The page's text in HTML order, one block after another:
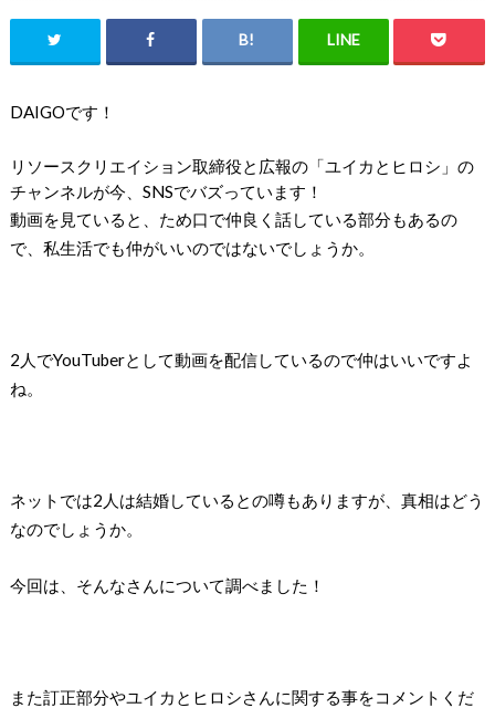
DAIGOです！
リソースクリエイション取締役と広報の「ユイカとヒロシ」の
チャンネルが今、SNSでバズっています！
動画を見ていると、ため口で仲良く話している部分もあるの
で、私生活でも仲がいいのではないでしょうか。
2人でYouTuberとして動画を配信しているので仲はいいですよ
ね。
ネットでは2人は結婚しているとの噂もありますが、真相はどう
なのでしょうか。
今回は、そんなさんについて調べました！
また訂正部分やユイカとヒロシさんに関する事をコメントくだ